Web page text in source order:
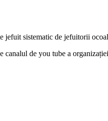
jefuit sistematic de jefuitorii
canalul de you tube a